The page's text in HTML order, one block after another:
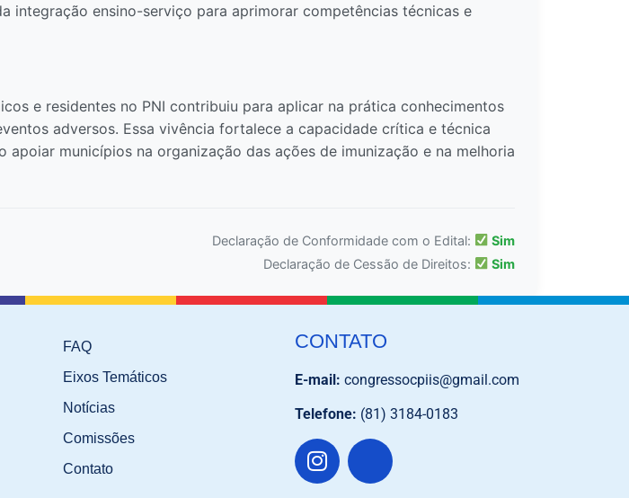
integração ensino-serviço para aprimorar competências técnicas e
e residentes no PNI contribuiu para aplicar na prática conhecimentos
adversos. Essa vivência fortalece a capacidade crítica e técnica
municípios na organização das ações de imunização e na melhoria
Declaração de Conformidade com o Edital:
Sim
Declaração de Cessão de Direitos:
Sim
FAQ
Eixos Temáticos
Notícias
Comissões
Contato
CONTATO
E-mail: congressocpiis@gmail.com
Telefone: (81) 3184-0183